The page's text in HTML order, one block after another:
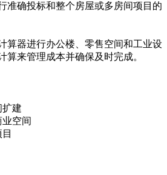
准确投标和整个房屋或多房间项目的
算器进行办公楼、零售空间和工业设
算来管理成本并确保及时完成。
扩建
空间